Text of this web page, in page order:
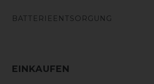
BATTERIEENTSORGUNG
EINKAUFEN